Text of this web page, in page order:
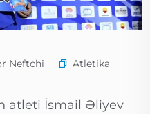
Neftchi
Atletika
atleti İsmail Əliyev